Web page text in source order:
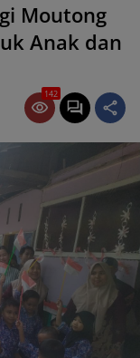
Moutong
Anak dan
142